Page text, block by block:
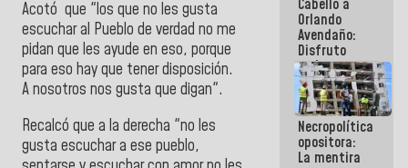
Acotó que "los que no les gusta
escuchar al Pueblo de verdad no me
pidan que les ayude en eso, porque
para eso hay que tener disposición.
A nosotros nos gusta que digan".
Recalcó que a la derecha "no les
gusta escuchar a ese pueblo,
en La Guaira
Cabello a
Orlando
Avendaño:
Disfruto
cada vez
que escribes
porque lo
que haces
es
embarrarla
Necropolítica
opositora:
La mentira